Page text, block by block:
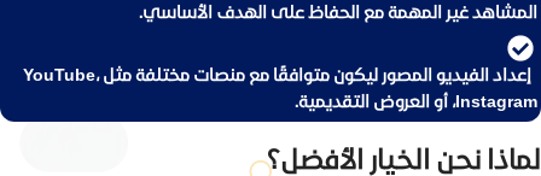
المشاهد غير المهمة مع الحفاظ على الهدف الأساسي.
إعداد الفيديو المصور ليكون متوافقًا مع منصات مختلفة مثل YouTube،
Instagram، أو العروض التقديمية.
لماذا نحن الخيار الأفضل؟